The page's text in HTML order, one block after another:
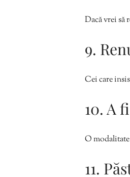
Dacă vrei să
9.
Cei care
10. A
O modalitate
11.